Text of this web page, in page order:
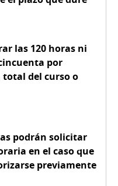
las 120 horas ni
por
del curso o
podrán solicitar
en el caso que
previamente